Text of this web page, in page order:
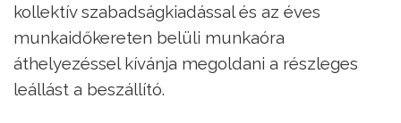
kollektív szabadságkiadással és az éves
munkaidőkereten belüli munkaóra
áthelyezéssel kívánja megoldani a részleges
leállást a beszállító.